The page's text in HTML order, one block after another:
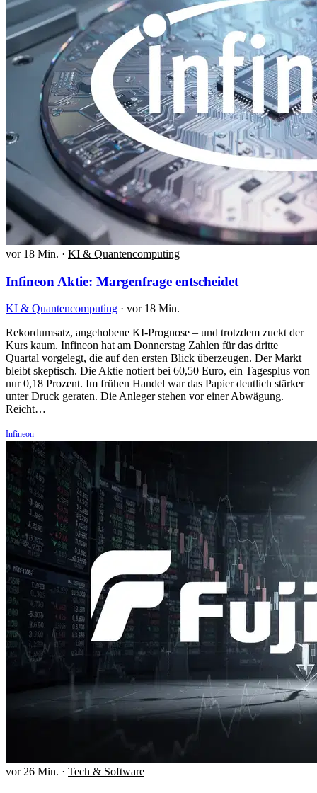
vor 18 Min. · KI & Quantencomputing
Infineon Aktie: Margenfrage entscheidet
KI & Quantencomputing · vor 18 Min.
Rekordumsatz, angehobene KI-Prognose – und trotzdem zuckt der
Kurs kaum. Infineon hat am Donnerstag Zahlen für das dritte
Quartal vorgelegt, die auf den ersten Blick überzeugen. Der Markt
bleibt skeptisch. Die Aktie notiert bei 60,50 Euro, ein Tagesplus von
nur 0,18 Prozent. Im frühen Handel war das Papier deutlich stärker
unter Druck geraten. Die Anleger stehen vor einer Abwägung.
Reicht…
Infineon
vor 26 Min. · Tech & Software